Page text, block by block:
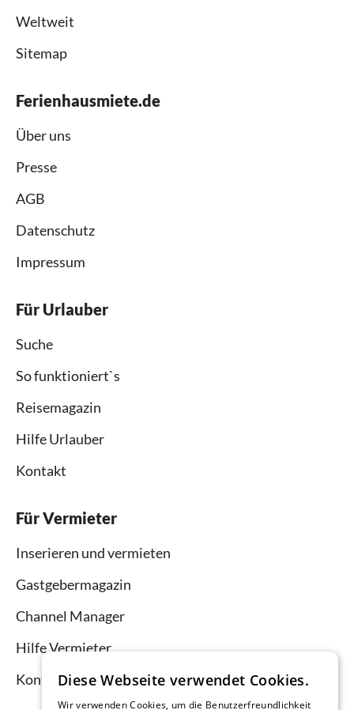
Weltweit
Sitemap
Ferienhausmiete.de
Über uns
Presse
AGB
Datenschutz
Impressum
Für Urlauber
Suche
So funktioniert`s
Reisemagazin
Hilfe Urlauber
Kontakt
Für Vermieter
Inserieren und vermieten
Gastgebermagazin
Channel Manager
Hilfe Vermieter
KontaktDiese Webseite verwendet Cookies.
Wir verwenden Cookies, um die Benutzerfreundlichkeit